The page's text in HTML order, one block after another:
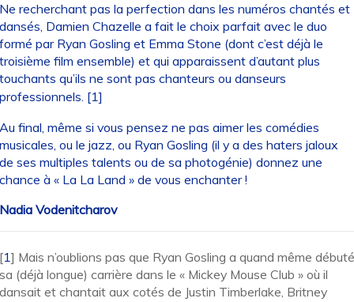
recherchant pas la perfection dans les numéros chantés et
Damien Chazelle a fait le choix parfait avec le duo
par Ryan Gosling et Emma Stone (dont c’est déjà le
film ensemble) et qui apparaissent d’autant plus
qu’ils ne sont pas chanteurs ou danseurs
[1]
final, même si vous pensez ne pas aimer les comédies
ou le jazz, ou Ryan Gosling (il y a des haters jaloux
ses multiples talents ou de sa photogénie) donnez une
à « La La Land » de vous enchanter !
Vodenitcharov
1] Mais n’oublions pas que Ryan Gosling a quand même débuté
(déjà longue) carrière dans le « Mickey Mouse Club » où il
et chantait aux cotés de Justin Timberlake, Britney